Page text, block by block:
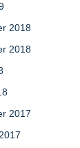
2018
2018
2017